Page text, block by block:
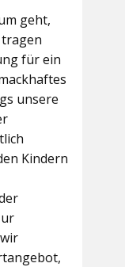
geht,
für ein
unsere
Kindern